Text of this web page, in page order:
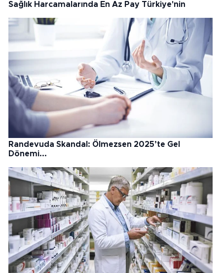
Sağlık Harcamalarında En Az Pay Türkiye'nin
Randevuda Skandal: Ölmezsen 2025’te Gel
Dönemi...